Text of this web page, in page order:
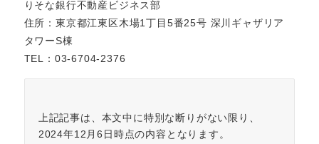
りそな銀行不動産ビジネス部
住所：東京都江東区木場1丁目5番25号 深川ギャザリア
タワーS棟
TEL：03-6704-2376
上記記事は、本文中に特別な断りがない限り、
2024年12月6日時点の内容となります。